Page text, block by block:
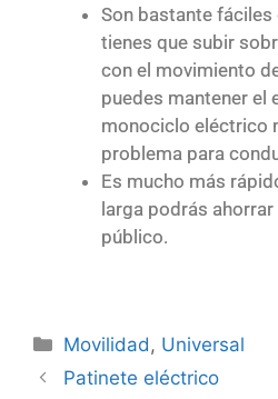
Son bastante fáciles
tienes que subir
con el movimiento
puedes mantener el
monociclo eléctrico
problema para
Es mucho más
larga podrás
público.
Movilidad, Universal
Patinete eléctrico